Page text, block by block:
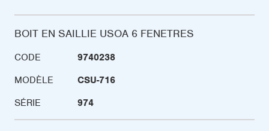
BOIT EN SAILLIE USOA 6 FENETRES
CODE
9740238
MODÈLE
CSU-716
SÉRIE
974